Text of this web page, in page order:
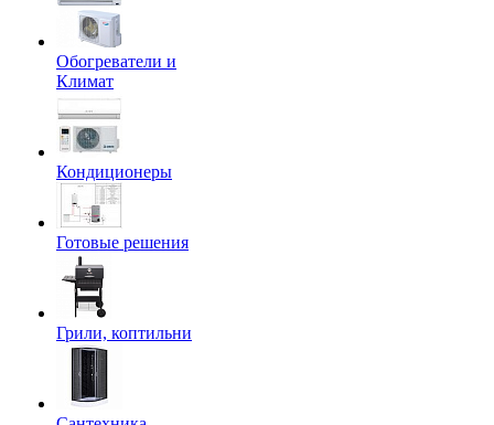
Обогреватели и
Климат
Кондиционеры
Готовые решения
Грили, коптильни